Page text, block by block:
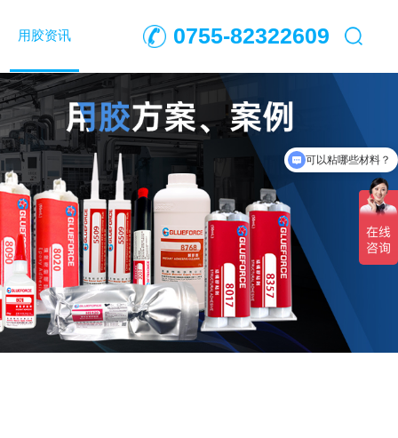
用胶资讯 0755-82322609
可以粘哪些材料？